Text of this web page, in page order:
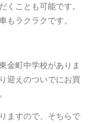
くことも可能です。
もラクラクです。
金町中学校がありま
迎えのついでにお買
ますので、そちらで